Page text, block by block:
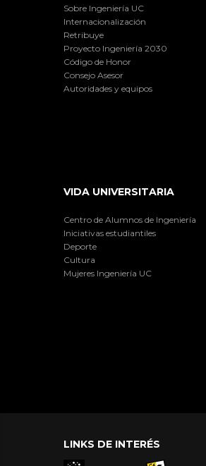
Sobre Ingeniería UC
Internacionalización
Retribuye
Proyecto Ingeniería 2030
Código de Honor
Consejo Asesor
Autoridades y equipos
VIDA UNIVERSITARIA
Centro de Alumnos de Ingeniería
Iniciativas estudiantiles
Deporte
Cultura
Mujeres Ingeniería UC
LINKS DE INTERÉS